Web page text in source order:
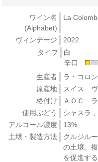
ワイン名
(Alphabet)
La
ヴィンテージ
2022
タイプ
白
辛口
生産者
ラ・コロ
原産地
スイス ヴ
格付け
ＡＯＣ ラ
使用ぶどう
シャスラ
アルコール濃度
13%
土壌・製造方法
クルジル
の土壌。
を促進す